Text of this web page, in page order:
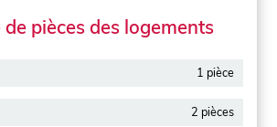
pièces des logements
1 pièce
2 pièces